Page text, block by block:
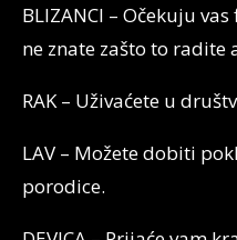
BLIZANCI – Očekuju
ne znate zašto to radite
RAK – Uživaćete u
LAV – Možete dobiti
porodice.